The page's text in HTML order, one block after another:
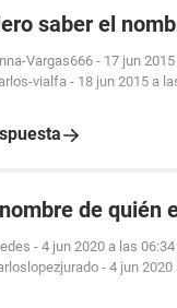
saber el
Vargas666 - 17 jun
vialfa- 18 jun 2015 a
de quién
- 4 jun 2020 a las 06:34
- 4 jun 2020